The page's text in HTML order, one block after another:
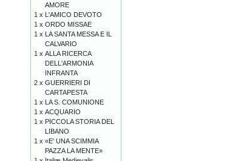
AMORE
1 x L'AMICO DEVOTO
1 x ORDO MISSAE
1 x LA SANTA MESSA E IL
CALVARIO
1 x ALLA RICERCA
DELL'ARMONIA
INFRANTA
2 x GUERRIERI DI
CARTAPESTA
1 x LA S. COMUNIONE
1 x ACQUARIO
1 x PICCOLA STORIA DEL
LIBANO
1 x «E' UNA SCIMMIA
PAZZA LA MENTE»